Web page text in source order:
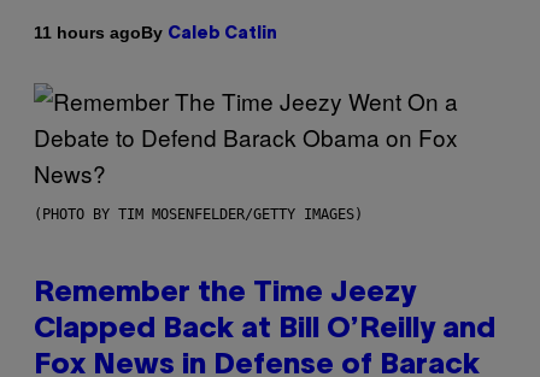
11 hours agoBy Caleb Catlin
(PHOTO BY TIM MOSENFELDER/GETTY IMAGES)
Remember the Time Jeezy
Clapped Back at Bill O’Reilly and
Fox News in Defense of Barack